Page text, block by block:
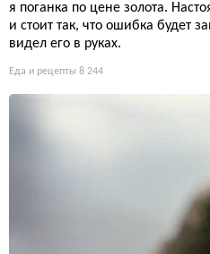
я поганка по цене золота.
и стоит так, что ошибка будет
видел его в руках.
Еда и рецепты 8 244